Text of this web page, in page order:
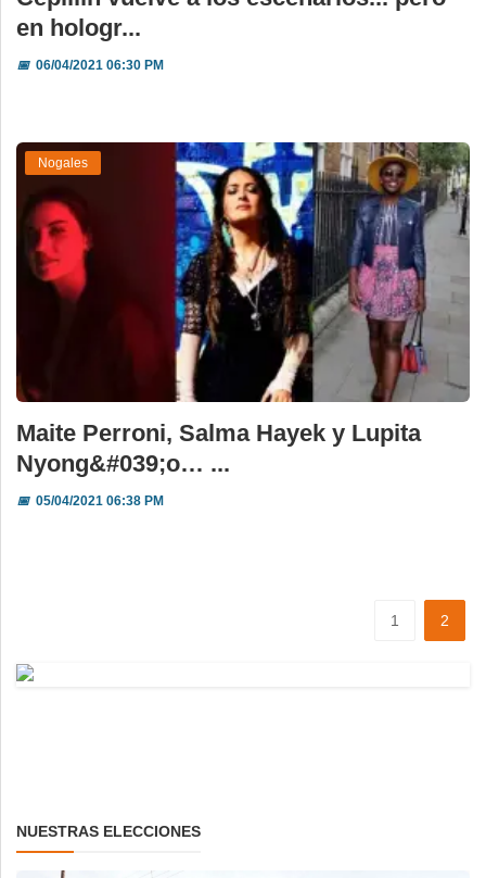
en hologr...
📅06/04/2021 06:30 PM
Nogales
Maite Perroni, Salma Hayek y Lupita
Nyong&#039;o… ...
📅05/04/2021 06:38 PM
1 2
NUESTRAS ELECCIONES